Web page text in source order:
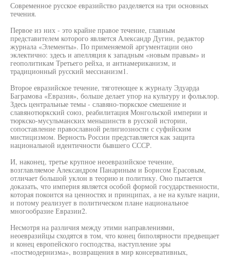
Современное русское евразийство разделяется на три основных
течения.
Первое из них - это крайне правое течение, главным
представителем которого является Александр Дугин, редактор
журнала «Элементы». По применяемой аргументации оно
эклектично: здесь и апелляция к западным «новым правым» и
геополитикам Третьего рейха, и антиамериканизм, и
традиционный русский мессианизм1.
Второе евразийское течение, тяготеющее к журналу Эдуарда
Баграмова «Евразия», больше делает упор на культуру и фольклор.
Здесь центральные темы - славяно-тюркское смешение и
славянотюркский союз, реабилитация Монгольской империи и
тюркско-мусульманских меньшинств в русской истории,
сопоставление православной религиозности с суфийским
мистицизмом. Верность России представляется как защита
национальной идентичности бывшего СССР.
И, наконец, третье крупное неоевразийское течение,
возглавляемое Александром Панариным и Борисом Ерасовым,
отличает большой уклон в теорию и политику. Оно пытается
доказать, что империя является особой формой государственности,
которая покоится на ценностях и принципах, а не на культе нации,
и потому реализует в политическом плане национальное
многообразие Евразии2.
Несмотря на различия между этими направлениями,
неоевразийцы сходятся в том, что конец биполярности предвещает
и конец европейского господства, наступление эры
«постмодернизма», возвращения в мир консервативных,